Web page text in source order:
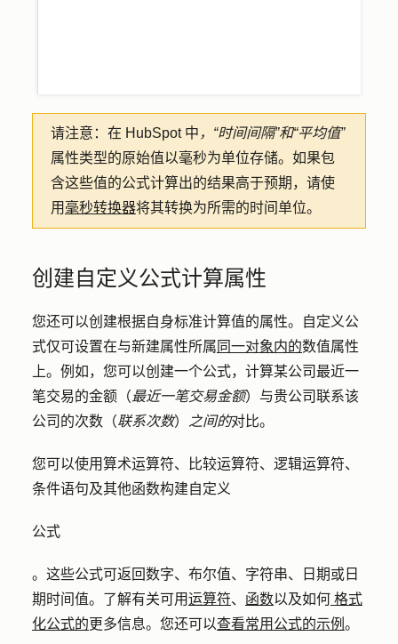
请注意： 在 HubSpot 中 ，“时间间隔”和“平均值”
属性类型的原始值以毫秒为单位存储。如果包
含这些值的公式计算出的结果高于预期，请使
用 毫秒转换器将其转换为所需的时间单位。
创建自定义公式计算属性
您还可以创建根据自身标准计算值的属性。自定义公
式仅可设置在与新建属性所属 同一对象内的数值属性
上。例如，您可以创建一个公式，计算某公司最近一
笔交易的金额（最近一笔交易金额）与贵公司联系该
公司的次数（联系次数） 之间的对比。
您可以使用算术运算符、比较运算符、逻辑运算符、
条件语句及其他函数构建自定义
公式
。这些公式可返回数字、布尔值、字符串、日期或日
期时间值。了解有关可用运算符、 函数以及如何 格式
化公式的更多信息。您还可以查看常用公式的示例 。